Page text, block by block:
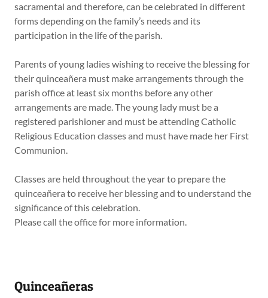
sacramental and therefore, can be celebrated in different
forms depending on the family’s needs and its
participation in the life of the parish.
Parents of young ladies wishing to receive the blessing for
their quinceañera must make arrangements through the
parish office at least six months before any other
arrangements are made. The young lady must be a
registered parishioner and must be attending Catholic
Religious Education classes and must have made her First
Communion.
Classes are held throughout the year to prepare the
quinceañera to receive her blessing and to understand the
significance of this celebration.​
Please call the office for more information.
Quinceañeras